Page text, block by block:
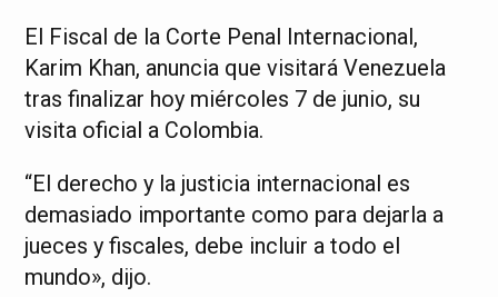
El Fiscal de la Corte Penal Internacional,
Karim Khan, anuncia que visitará Venezuela
tras finalizar hoy miércoles 7 de junio, su
visita oficial a Colombia.
“El derecho y la justicia internacional es
demasiado importante como para dejarla a
jueces y fiscales, debe incluir a todo el
mundo», dijo.